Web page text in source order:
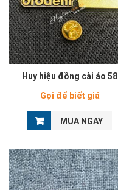
Huy hiệu đồng cài áo 58
Gọi để biết giá
MUA NGAY